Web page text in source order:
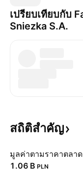
เปรียบเทียบกับ
Sniezka S.A.
สถิติสำคัญ
มูลค่าตามราคาตลาด
‪1.06 B‬ PLN